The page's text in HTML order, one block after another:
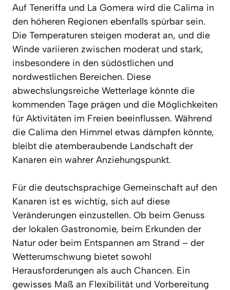
Auf Teneriffa und La Gomera wird die Calima in
den höheren Regionen ebenfalls spürbar sein.
Die Temperaturen steigen moderat an, und die
Winde variieren zwischen moderat und stark,
insbesondere in den südöstlichen und
nordwestlichen Bereichen. Diese
abwechslungsreiche Wetterlage könnte die
kommenden Tage prägen und die Möglichkeiten
für Aktivitäten im Freien beeinflussen. Während
die Calima den Himmel etwas dämpfen könnte,
bleibt die atemberaubende Landschaft der
Kanaren ein wahrer Anziehungspunkt.
Für die deutschsprachige Gemeinschaft auf den
Kanaren ist es wichtig, sich auf diese
Veränderungen einzustellen. Ob beim Genuss
der lokalen Gastronomie, beim Erkunden der
Natur oder beim Entspannen am Strand – der
Wetterumschwung bietet sowohl
Herausforderungen als auch Chancen. Ein
gewisses Maß an Flexibilität und Vorbereitung